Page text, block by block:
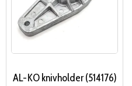
AL-KO knivholder (514176)